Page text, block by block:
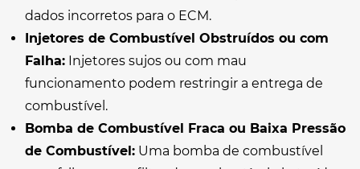
dados incorretos para o ECM.
Injetores de Combustível Obstruídos ou com
Falha: Injetores sujos ou com mau
funcionamento podem restringir a entrega de
combustível.
Bomba de Combustível Fraca ou Baixa Pressão
de Combustível: Uma bomba de combustível